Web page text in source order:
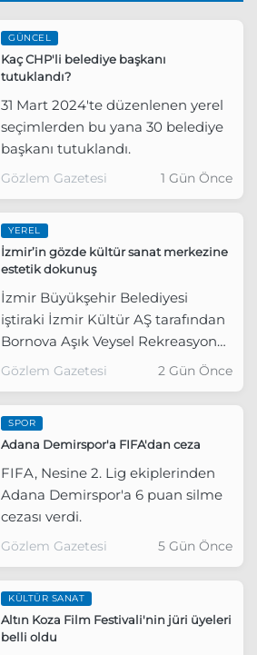
GÜNCEL
Kaç CHP'li belediye başkanı
tutuklandı?
31 Mart 2024'te düzenlenen yerel
seçimlerden bu yana 30 belediye
başkanı tutuklandı.
Gözlem Gazetesi 1 Gün Önce
YEREL
İzmir’in gözde kültür sanat merkezine
estetik dokunuş
İzmir Büyükşehir Belediyesi
iştiraki İzmir Kültür AŞ tarafından
Bornova Aşık Veysel Rekreasyon
Alanı Açık Hava Tiyatrosu’nda
Gözlem Gazetesi 2 Gün Önce
SPOR
Adana Demirspor'a FIFA'dan ceza
FIFA, Nesine 2. Lig ekiplerinden
Adana Demirspor'a 6 puan silme
cezası verdi.
Gözlem Gazetesi 5 Gün Önce
KÜLTÜR SANAT
Altın Koza Film Festivali'nin jüri üyeleri
belli oldu